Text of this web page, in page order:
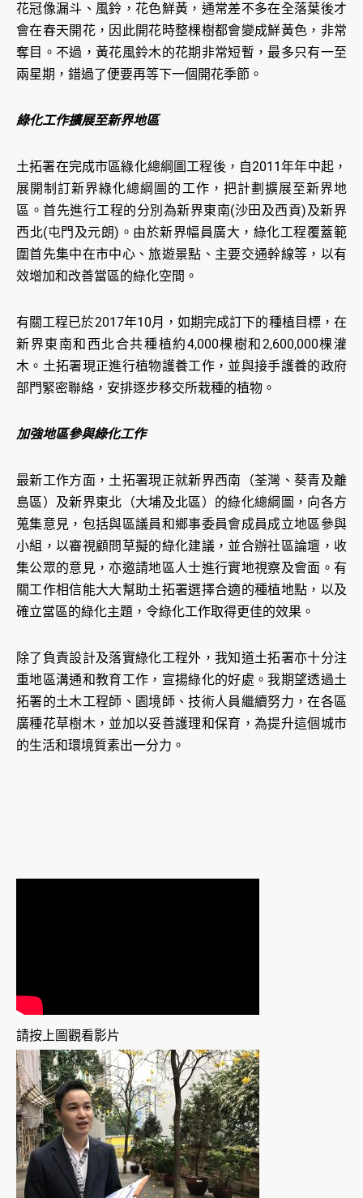
花冠像漏斗、風鈴，花色鮮黃，通常差不多在全落葉後才
會在春天開花，因此開花時整棵樹都會變成鮮黃色，非常
奪目。不過，黃花風鈴木的花期非常短暫，最多只有一至
兩星期，錯過了便要再等下一個開花季節。
綠化工作擴展至新界地區
土拓署在完成市區綠化總綱圖工程後，自2011年年中起，
展開制訂新界綠化總綱圖的工作，把計劃擴展至新界地
區。首先進行工程的分別為新界東南(沙田及西貢)及新界
西北(屯門及元朗)。由於新界幅員廣大，綠化工程覆蓋範
圍首先集中在市中心、旅遊景點、主要交通幹線等，以有
效增加和改善當區的綠化空間。
有關工程已於2017年10月，如期完成訂下的種植目標，在
新界東南和西北合共種植約4,000棵樹和2,600,000棵灌
木。土拓署現正進行植物護養工作，並與接手護養的政府
部門緊密聯絡，安排逐步移交所栽種的植物。
加強地區參與綠化工作
最新工作方面，土拓署現正就新界西南（荃灣、葵青及離
島區）及新界東北（大埔及北區）的綠化總綱圖，向各方
蒐集意見，包括與區議員和鄉事委員會成員成立地區參與
小組，以審視顧問草擬的綠化建議，並合辦社區論壇，收
集公眾的意見，亦邀請地區人士進行實地視察及會面。有
關工作相信能大大幫助土拓署選擇合適的種植地點，以及
確立當區的綠化主題，令綠化工作取得更佳的效果。
除了負責設計及落實綠化工程外，我知道土拓署亦十分注
重地區溝通和教育工作，宣揚綠化的好處。我期望透過土
拓署的土木工程師、園境師、技術人員繼續努力，在各區
廣種花草樹木，並加以妥善護理和保育，為提升這個城市
的生活和環境質素出一分力。
請按上圖觀看影片